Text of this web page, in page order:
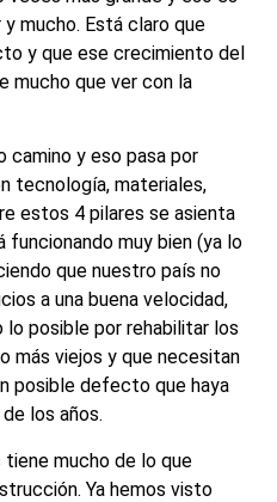
mucho. Está claro que
y que ese crecimiento del
mucho que ver con la
camino y eso pasa por
tecnología, materiales,
estos 4 pilares se asienta
muy bien (ya lo
que nuestro país no
a una buena velocidad,
posible por rehabilitar los
más viejos y que necesitan
posible defecto que haya
los años.
mucho de lo que
Ya hemos visto